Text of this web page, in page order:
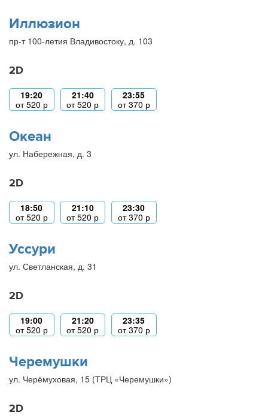
Иллюзион
пр-т 100-летия Владивостоку, д. 103
2D
19:20
от520 р
21:40
от520 р
23:55
от370 р
Океан
ул. Набережная, д. 3
2D
18:50
от520 р
21:10
от520 р
23:30
от370 р
Уссури
ул. Светланская, д. 31
2D
19:00
от520 р
21:20
от520 р
23:35
от370 р
Черемушки
ул. Черёмуховая, 15 (ТРЦ «Черемушки»)
2D